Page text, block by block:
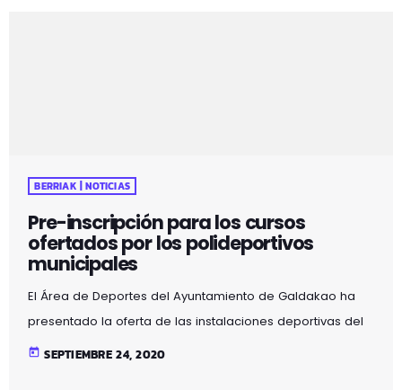
BERRIAK | NOTICIAS
Pre-inscripción para los cursos
ofertados por los polideportivos
municipales
El Área de Deportes del Ayuntamiento de Galdakao ha
presentado la oferta de las instalaciones deportivas del
municipio para este curso 2020-2021. Hasta este
today SEPTIEMBRE 24, 2020